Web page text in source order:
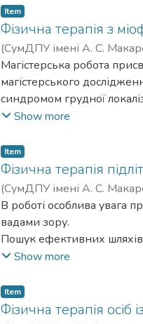
терапії для пацієнтів з
програми фізичної
кульшового суглобу
Item
Фізична терапія з
(СумДПУ імені А. С.
Kotelevskyi Volodymyr
Магістерська робота
магістерського
синдромом грудної
У роботі проаналізовано
больовим синдромом
Передбачається, що
грудної ділянки хребта,
м’язів, поліпшить
Show more
Item
Фізична терапія
(СумДПУ імені А. С.
Mykolaivna
В роботі особлива увага
вадами зору.
Пошук ефективних шляхів
комплексного та
проаналізувати динаміку
Обʼєктивно підібрано
Show more
Item
Фізична терапія